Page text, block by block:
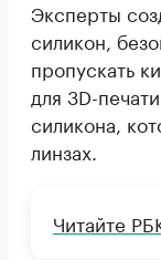
Эксперты
силикон,
пропускать
для 3D-
силикона,
линзах.
Читайте